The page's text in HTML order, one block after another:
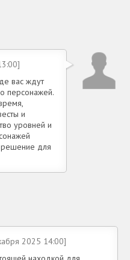
вас ждут
персонажей.
и
уровней и
решение для
2025 14:00]